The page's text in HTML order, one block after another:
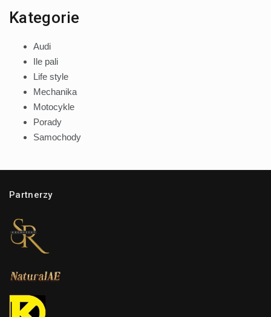
Kategorie
Audi
Ile pali
Life style
Mechanika
Motocykle
Porady
Samochody
Partnerzy